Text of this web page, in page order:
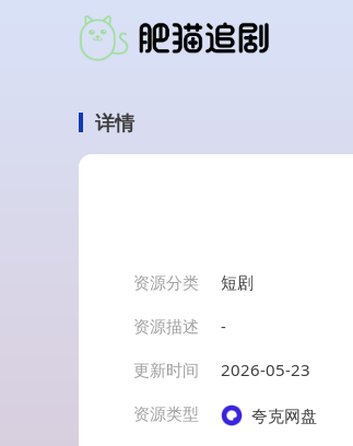
详情
资源分类
短剧
资源描述
-
更新时间
2026-05-23
资源类型
夸克网盘